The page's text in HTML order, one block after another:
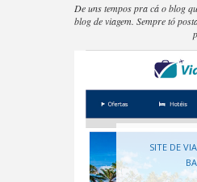
SITE DE
De uns tempos pra cá o blog
blog de viagem. Sempre tó